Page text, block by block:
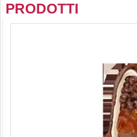
PRODOTTI